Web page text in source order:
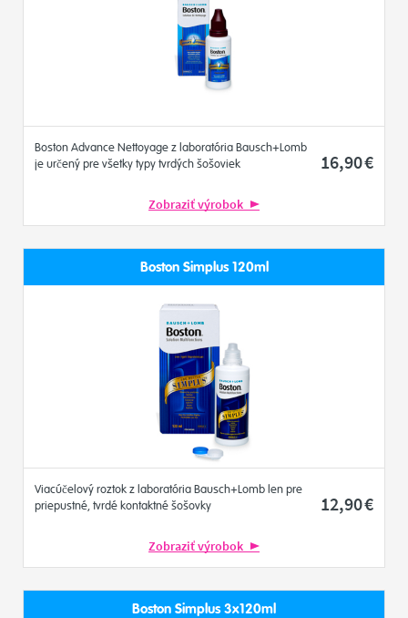
Boston Advance Nettoyage z laboratória Bausch+Lomb
je určený pre všetky typy tvrdých šošoviek
16,90€
Zobraziť výrobok
Boston Simplus 120ml
Viacúčelový roztok z laboratória Bausch+Lomb len pre
priepustné, tvrdé kontaktné šošovky
12,90€
Zobraziť výrobok
Boston Simplus 3x120ml